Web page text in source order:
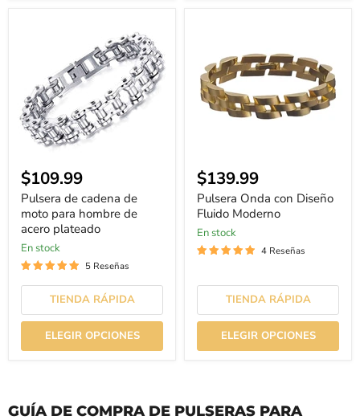
para
hombre
de
acero
plateado
$109.99
Pulsera de cadena de
moto para hombre de
acero plateado
En stock
5 Reseñas
TIENDA RÁPIDA
ELEGIR OPCIONES
Diseño
Fluido
Moderno
Precio
actual
$139.99
Pulsera Onda con Diseño
Fluido Moderno
En stock
4 Reseñas
TIENDA RÁPIDA
ELEGIR OPCIONES
GUÍA DE COMPRA DE PULSERAS PARA